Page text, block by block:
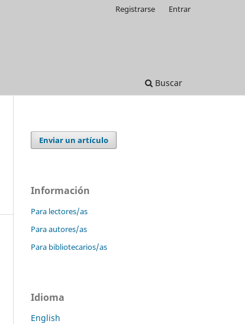
Buscar
Registrarse Entrar
Enviar un artículo
Información
Para lectores/as
Para autores/as
Para bibliotecarios/as
Idioma
English